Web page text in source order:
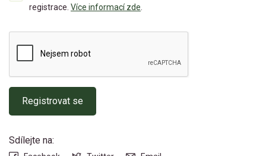
registrace. Více informací zde.
Registrovat se
Sdílejte na: